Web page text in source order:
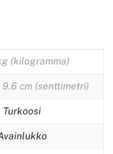
(kilogramma)
9.6 cm (senttimetri)
Turkoosi